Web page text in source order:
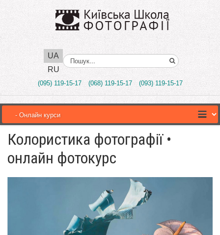
UA
RU
Поиск..
(095) 119-15-17 (068) 119-15-17 (093) 119-15-17
Колористика фотографії •
онлайн фотокурс